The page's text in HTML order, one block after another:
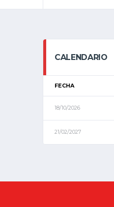
CALENDARIO
FECHA
18/10/2026
21/02/2027